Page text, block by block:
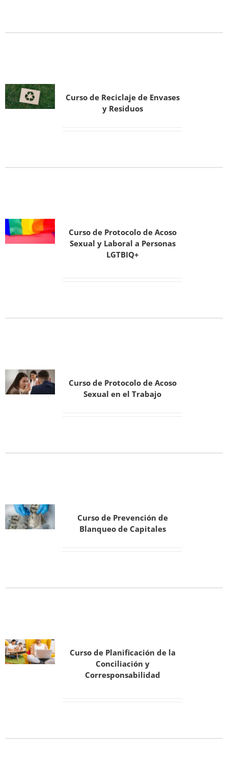
Curso de Reciclaje de Envases
y Residuos
Curso de Protocolo de Acoso
Sexual y Laboral a Personas
LGTBIQ+
Curso de Protocolo de Acoso
Sexual en el Trabajo
Curso de Prevención de
Blanqueo de Capitales
Curso de Planificación de la
Conciliación y
Corresponsabilidad